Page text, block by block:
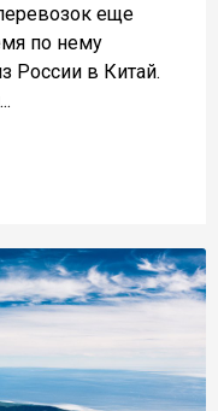
еще
по нему
России в Китай.